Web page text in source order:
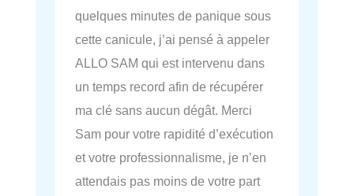
quelques minutes de panique sous
cette canicule, j’ai pensé à appeler
ALLO SAM qui est intervenu dans
un temps record afin de récupérer
ma clé sans aucun dégât. Merci
Sam pour votre rapidité d’exécution
et votre professionnalisme, je n’en
attendais pas moins de votre part